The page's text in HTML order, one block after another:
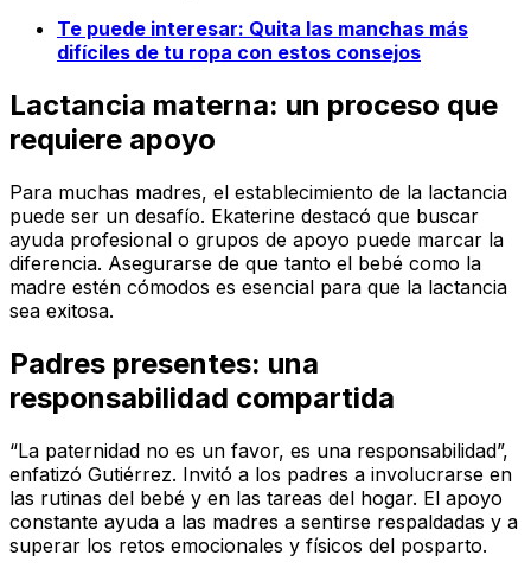
Te puede interesar: Quita las manchas más
difíciles de tu ropa con estos consejos
Lactancia materna: un proceso que
requiere apoyo
Para muchas madres, el establecimiento de la lactancia
puede ser un desafío. Ekaterine destacó que buscar
ayuda profesional o grupos de apoyo puede marcar la
diferencia. Asegurarse de que tanto el bebé como la
madre estén cómodos es esencial para que la lactancia
sea exitosa.
Padres presentes: una
responsabilidad compartida
“La paternidad no es un favor, es una responsabilidad”,
enfatizó Gutiérrez. Invitó a los padres a involucrarse en
las rutinas del bebé y en las tareas del hogar. El apoyo
constante ayuda a las madres a sentirse respaldadas y a
superar los retos emocionales y físicos del posparto.